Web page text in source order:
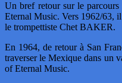
Un bref retour sur le
Eternal Music. Vers 1962/63,
le trompettiste Chet BAKER.
En 1964, de retour à San
traverser le Mexique dans un
of Eternal Music.